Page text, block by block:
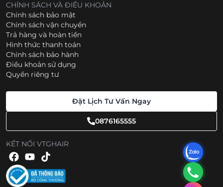
CHÍNH SÁCH VÀ ĐIỀU KHOẢN
Chính sách bảo mật
Chính sách vận chuyển
Trả hàng và hoàn tiền
Hình thức thanh toán
Chính sách bảo hành
Điều khoản sử dụng
Quyền riêng tư
Đặt Lịch Tư Vấn Ngay
0876165555
KẾT NỐI VTGHAIR